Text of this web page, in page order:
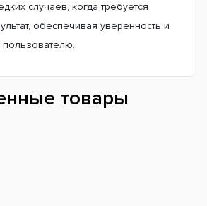
случаев, когда требуется
обеспечивая уверенность и
товары